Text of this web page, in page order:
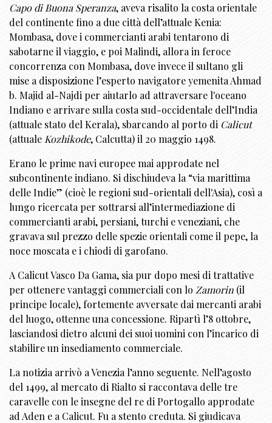
Capo di Buona Speranza, aveva risalito la costa orientale
del continente fino a due città dell’attuale Kenia:
Mombasa, dove i commercianti arabi tentarono di
sabotarne il viaggio, e poi Malindi, allora in feroce
concorrenza con Mombasa, dove invece il sultano gli
mise a disposizione l’esperto navigatore yemenita Ahmad
b. Majid al-Najdi per aiutarlo ad attraversare l'oceano
Indiano e arrivare sulla costa sud-occidentale dell’India
(attuale stato del Kerala), sbarcando al porto di Calicut
(attuale Kozhikode, Calcutta) il 20 maggio 1498.
Erano le prime navi europee mai approdate nel
subcontinente indiano. Si dischiudeva la “via marittima
delle Indie” (cioè le regioni sud-orientali dell'Asia), così a
lungo ricercata per sottrarsi all’intermediazione di
commercianti arabi, persiani, turchi e veneziani, che
gravava sul prezzo delle spezie orientali come il pepe, la
noce moscata e i chiodi di garofano.
A Calicut Vasco Da Gama, sia pur dopo mesi di trattative
per ottenere vantaggi commerciali con lo Zamorin (il
principe locale), fortemente avversate dai mercanti arabi
del luogo, ottenne una concessione. Ripartì l’8 ottobre,
lasciandosi dietro alcuni dei suoi uomini con l’incarico di
stabilire un insediamento commerciale.
La notizia arrivò a Venezia l’anno seguente. Nell’agosto
del 1499, al mercato di Rialto si raccontava delle tre
caravelle con le insegne del re di Portogallo approdate
ad Aden e a Calicut. Fu a stento creduta. Si giudicava